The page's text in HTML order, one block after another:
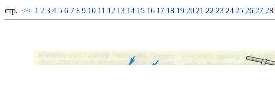
стp. << 1 2 3 4 5 6 7 8 9 10 11 12 13 14 15 16 17 18 19 20 21 22 23 24 25 26 27 28